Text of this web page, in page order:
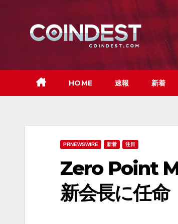
HOME 速報 新着
PRNEWSWIRE 新着 注目
Zero Point
新会長に任命